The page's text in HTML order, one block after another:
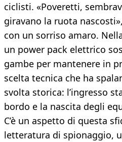
ciclisti. «Poveretti,
giravano la ruota
con un sorriso amaro.
un power pack elettrico
gambe per mantenere in
scelta tecnica che ha
svolta storica: l’ingresso
bordo e la nascita degli
C’è un aspetto di questa
letteratura di spionaggio,